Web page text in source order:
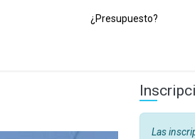
¿Presupuesto?
Las